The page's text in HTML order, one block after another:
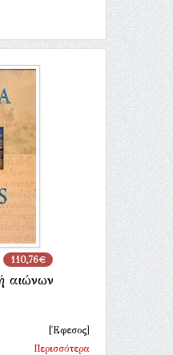
110,76€
αιώνων
[Έφεσος]
Περισσότερα